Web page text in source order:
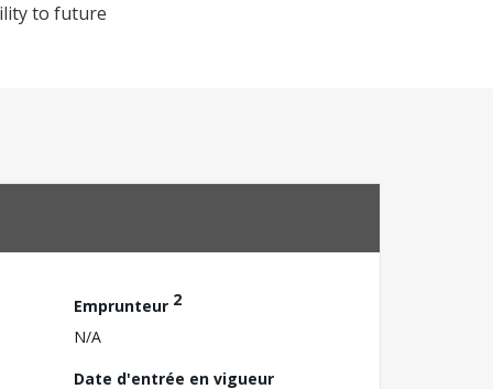
to future
Emprunteur 2
N/A
Date d'entrée en vigueur